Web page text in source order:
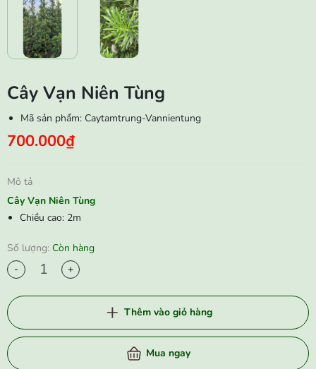
Cây Vạn Niên Tùng
Mã sản phẩm: Caytamtrung-Vannientung
700.000₫
Mô tả
Cây Vạn Niên Tùng
Chiều cao: 2m
Số lượng: Còn hàng
-
+
Thêm vào giỏ hàng
Mua ngay